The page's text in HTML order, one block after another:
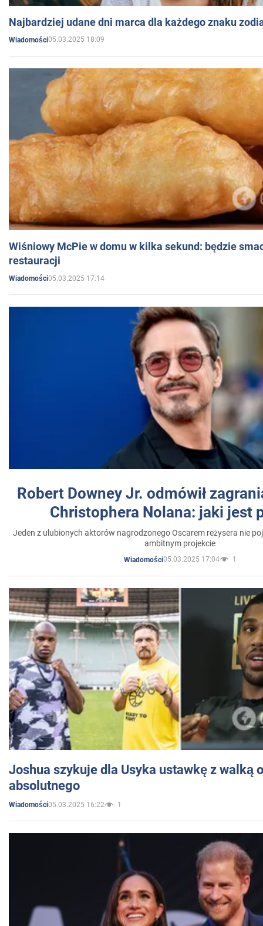
Najbardziej udane dni marca dla każdego znaku
Wiadomości05.03.2025 18:09
Wiśniowy McPie w domu w kilka sekund: będzie
restauracji
Wiadomości05.03.2025 17:14
Robert Downey Jr. odmówił
Christophera Nolana: jaki jest
Jeden z ulubionych aktorów nagrodzonego Oscarem reżysera nie
ambitnym projekcie
Wiadomości05.03.2025 17:04 1
Joshua szykuje dla Usyka ustawkę z walką
absolutnego
Wiadomości05.03.2025 16:22 1